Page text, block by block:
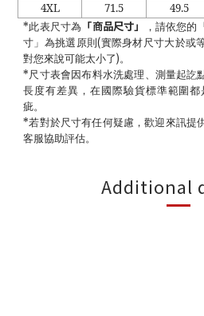
4XL
71.5 49.5
*此表尺寸為 「商品尺寸」 ，請依您的
寸」為挑選原則(實際身材尺寸大於或
對您來說可能太小了)。
*尺寸表會因布料水洗處理、測量起訖
長度有差異，在國際驗貨標準範圍
疵。
*若對於尺寸有任何疑慮，歡迎來訊提
客服協助評估。
Additional